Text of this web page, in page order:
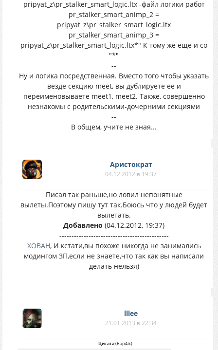
pripyat_z\pr_stalker_smart_logic.ltx -файл логики работ
pr_stalker_smart_animp_2 =
pripyat_z\pr_stalker_smart_logic.ltx
pr_stalker_smart_animp_3 =
pripyat_z\pr_stalker_smart_logic.ltx*" К тому же еще и со
"*"
--
Ну и логика посредственная. Вместо того чтобы указать
везде секцию meet, вы дублируете ее и
переименовываете meet1, meet2. Также, совершенно
незнакомы с родительскими-дочерними секциями
--
В общем, учите не зная...
Аристократ
04.12.2012 в 19:37
Писал так раньше,но ловил непонятные
вылеты.Поэтому пишу тут так.Боюсь что у людей будет
вылетать.
Добавлено (04.12.2012, 19:37)
---------------------------------------------
XOBAH, И кстати,вы похоже никогда не занимались
модингом ЗП,если не знаете,что так как вы написали
делать нельзя)
lllee
21.01.2013 в 22:34
Цитата(Rap4ik)